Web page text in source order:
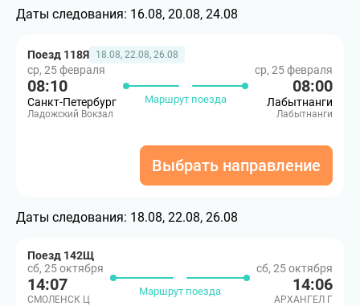
Даты следования: 16.08, 20.08, 24.08
Поезд 118Я 18.08, 22.08, 26.08
ср, 25 февраля
08:10
Санкт-Петербург
Ладожский Вокзал
Маршрут поезда
ср, 25 февраля
08:00
Лабытнанги
Лабытнанги
Выбрать направление
Даты следования: 18.08, 22.08, 26.08
Поезд 142Щ
сб, 25 октября
14:07
СМОЛЕНСК Ц
Маршрут поезда
сб, 25 октября
14:06
АРХАНГЕЛ Г